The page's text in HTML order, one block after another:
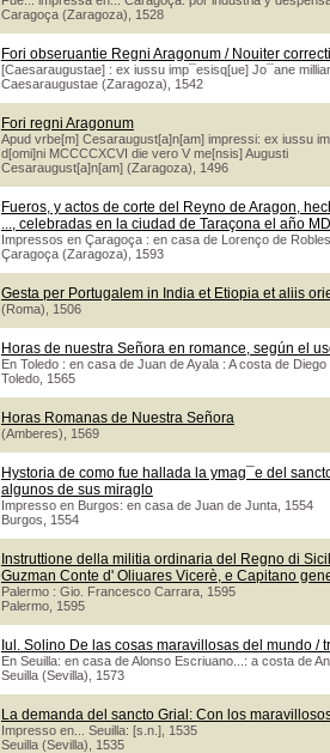
Caragoça (Zaragoza), 1528
Fori obseruantie Regni Aragonum / Nouiter
[Caesaraugustae] : ex iussu imp¯esisq[ue] Jo¯ane
Caesaraugustae (Zaragoza), 1542
Fori regni Aragonum
Apud vrbe[m] Cesaraugust[a]n[am] impressi: ex iussu
d[omi]ni MCCCCXCVI die vero V me[nsis] Augusti
Cesaraugust[a]n[am] (Zaragoza), 1496
Fueros, y actos de corte del Reyno de Aragon,
..., celebradas en la ciudad de Taraçona el año
Impressos en Çaragoça : en casa de Lorenço de
Çaragoça (Zaragoza), 1593
Gesta per Portugalem in India et Etiopia et aliis
(Roma), 1506
Horas de nuestra Señora en romance, según el
En Toledo : en casa de Juan de Ayala : A costa de
Toledo, 1565
Horas Romanas de Nuestra Señora
(Amberes), 1569
Hystoria de como fue hallada la ymag¯e del
algunos de sus miraglo
Impresso en Burgos: en casa de Juan de Junta, 1554
Burgos, 1554
Instruttione della militia ordinaria del Regno di
Guzman Conte d' Oliuares Vicerè, e Capitano
Palermo : Gio. Francesco Carrara, 1595
Palermo, 1595
Iul. Solino De las cosas maravillosas del mundo /
En Seuilla: en casa de Alonso Escriuano...: a costa de
Seuilla (Sevilla), 1573
La demanda del sancto Grial: Con los
Impresso en... Seuilla: [s.n.], 1535
Seuilla (Sevilla), 1535